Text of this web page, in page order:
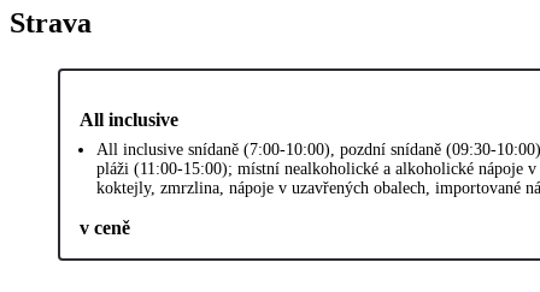
Strava
All inclusive
All inclusive snídaně (7:00-10:00), pozdní snídaně (09:30-
pláži (11:00-15:00); místní nealkoholické a alkoholické nápoje
koktejly, zmrzlina, nápoje v uzavřených obalech, importované
v ceně